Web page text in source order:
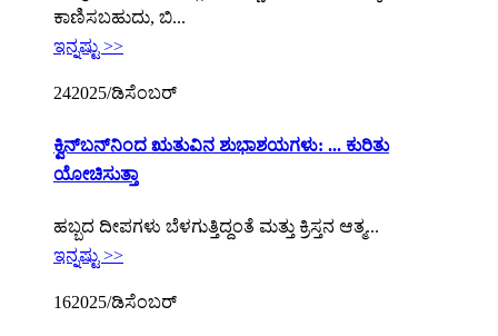
ಕಾಣಿಸಬಹುದು, ಬಿ...
ಇನ್ನಷ್ಟು >>
242025/ಡಿಸೆಂಬರ್
ಕ್ವಿನ್‌ಬನ್‌ನಿಂದ ಋತುವಿನ ಶುಭಾಶಯಗಳು: ... ಕುರಿತು
ಯೋಚಿಸುತ್ತಾ
ಹಬ್ಬದ ದೀಪಗಳು ಬೆಳಗುತ್ತಿದ್ದಂತೆ ಮತ್ತು ಕ್ರಿಸ್ತನ ಆತ್ಮ...
ಇನ್ನಷ್ಟು >>
162025/ಡಿಸೆಂಬರ್